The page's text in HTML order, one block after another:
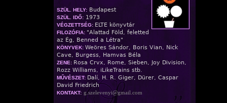
SZÜL. HELY: Budapest
SZÜL. IDŐ: 1973
VÉGZETTSÉG: ELTE könyvtár
FILOZÓFIA: "Alattad Föld, feletted
az Ég, Benned a Létra"
KÖNYVEK: Weöres Sándor, Boris Vian, Nick
Cave, Burgess, Hamvas Béla
ZENE: Rosa Crvx, Rome, Sieben, Joy Division,
Rozz Williams, iLikeTrains stb.
MŰVÉSZET: Dalí, H. R. Giger, Dürer, Caspar
David Friedrich
KONTAKT: g.szelevenyi@gmail.com